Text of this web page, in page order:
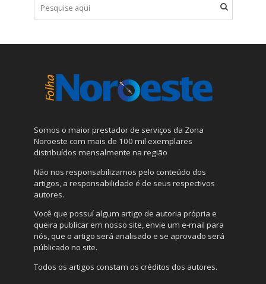
Somos o maior prestador de serviços da Zona
Noroeste com mais de 100 mil exemplares
distribuídos mensalmente na região
Não nos responsabilizamos pelo conteúdo dos
artigos, a responsabilidade é de seus respectivos
autores.
Você que possuí algum artigo de autoria própria e
queira publicar em nosso site, envie um e-mail para
nós, que o artigo será analisado e se aprovado será
públicado no site.
Todos os artigos constam os créditos dos autores.